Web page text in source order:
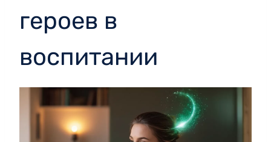
героев в
воспитании